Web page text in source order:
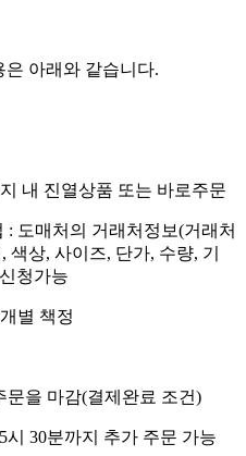
아래와 같습니다.
내 진열상품 또는 바로주문
도매처의 거래처정보(거래처
상, 사이즈, 단가, 수량, 기
청가능
별 책정
문을 마감(결제완료 조건)
30분까지 추가 주문 가능